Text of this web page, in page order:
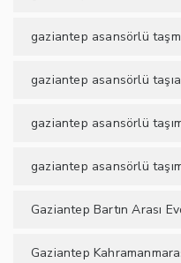
gaziantep asansörlü
gaziantep asansörlü
gaziantep asansörlü
gaziantep asansörlü
Gaziantep Bartın Arası
Gaziantep